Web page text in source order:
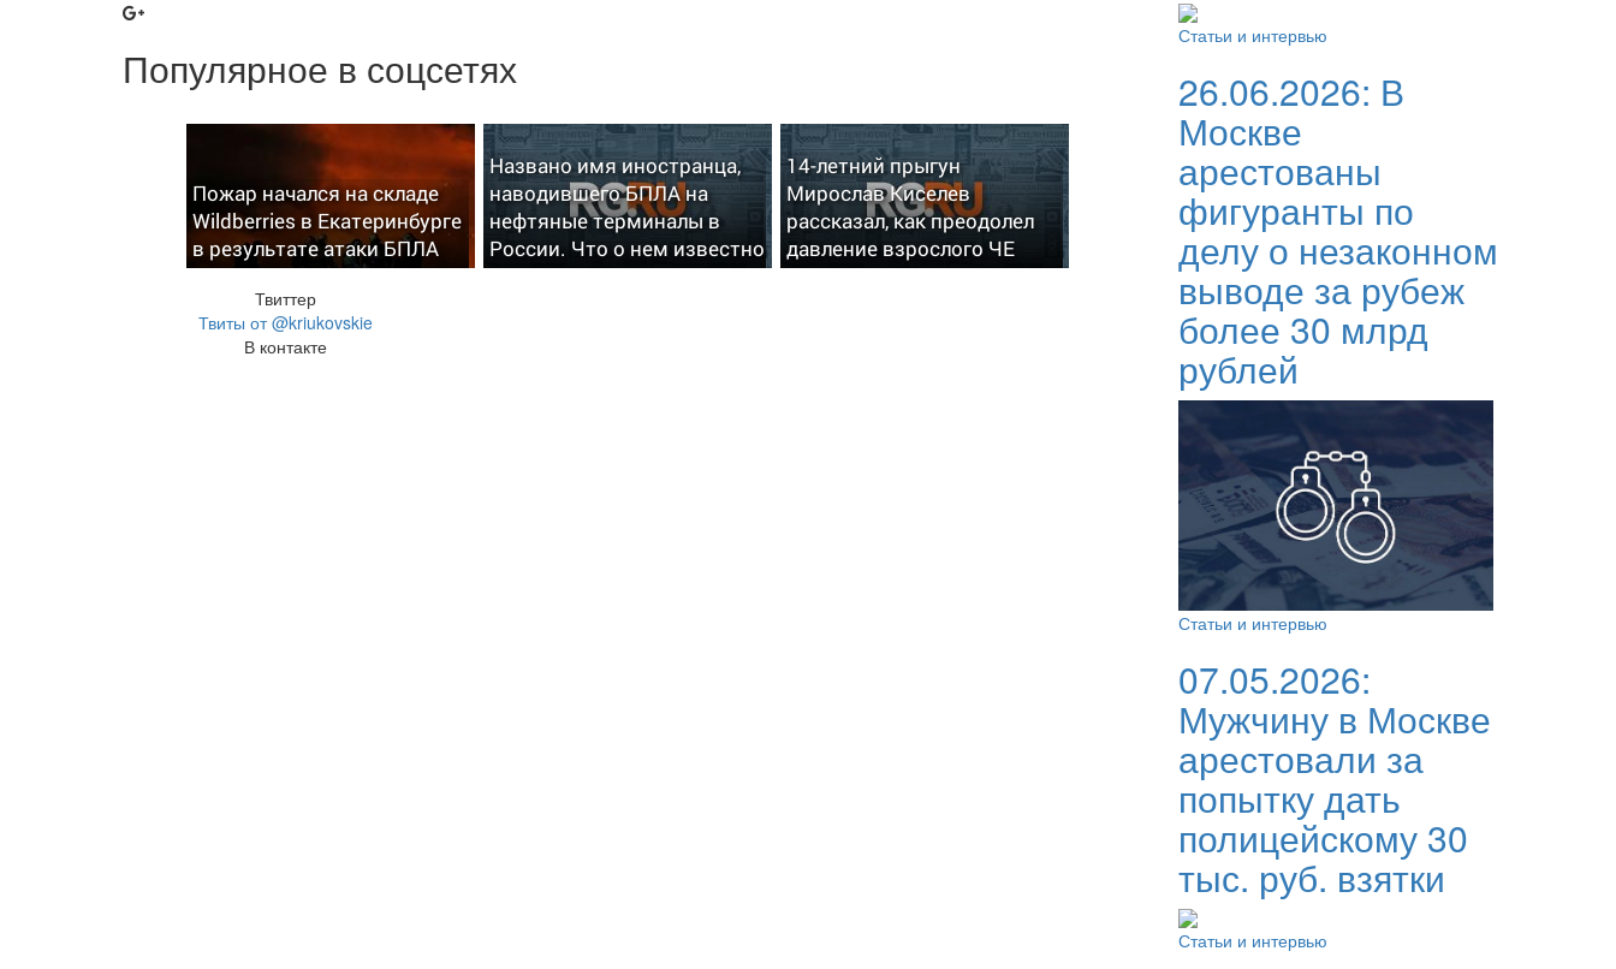
Популярное в соцсетях
Пожар начался на складе
Wildberries в Екатеринбурге
в результате атаки БПЛА
Названо имя иностранца,
наводившего БПЛА на
нефтяные терминалы в
России. Что о нем известно
14-летний прыгун
Мирослав Киселев
рассказал, как преодолел
давление взрослого ЧЕ
Твиттер
Твиты от @kriukovskie
В контакте
Статьи и интервью
26.06.2026: В
Москве
арестованы
фигуранты по
делу о незаконном
выводе за рубеж
более 30 млрд
рублей
Статьи и интервью
07.05.2026:
Мужчину в Москве
арестовали за
попытку дать
полицейскому 30
тыс. руб. взятки
Статьи и интервью